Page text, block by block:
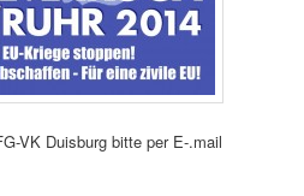
VK Duisburg bitte per E-.mail